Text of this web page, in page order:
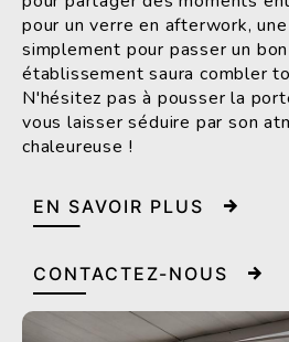
pour un verre en afterwork,
simplement pour passer un
établissement saura combler
N'hésitez pas à pousser la
vous laisser séduire par son
chaleureuse !
EN SAVOIR PLUS
CONTACTEZ-NOUS